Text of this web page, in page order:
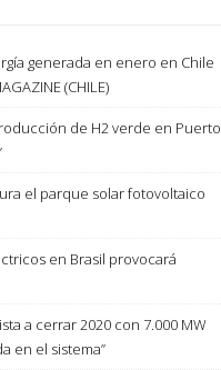
generada en enero en Chile
(CHILE)
de H2 verde en Puerto
el parque solar fotovoltaico
en Brasil provocará
a cerrar 2020 con 7.000 MW
en el sistema”